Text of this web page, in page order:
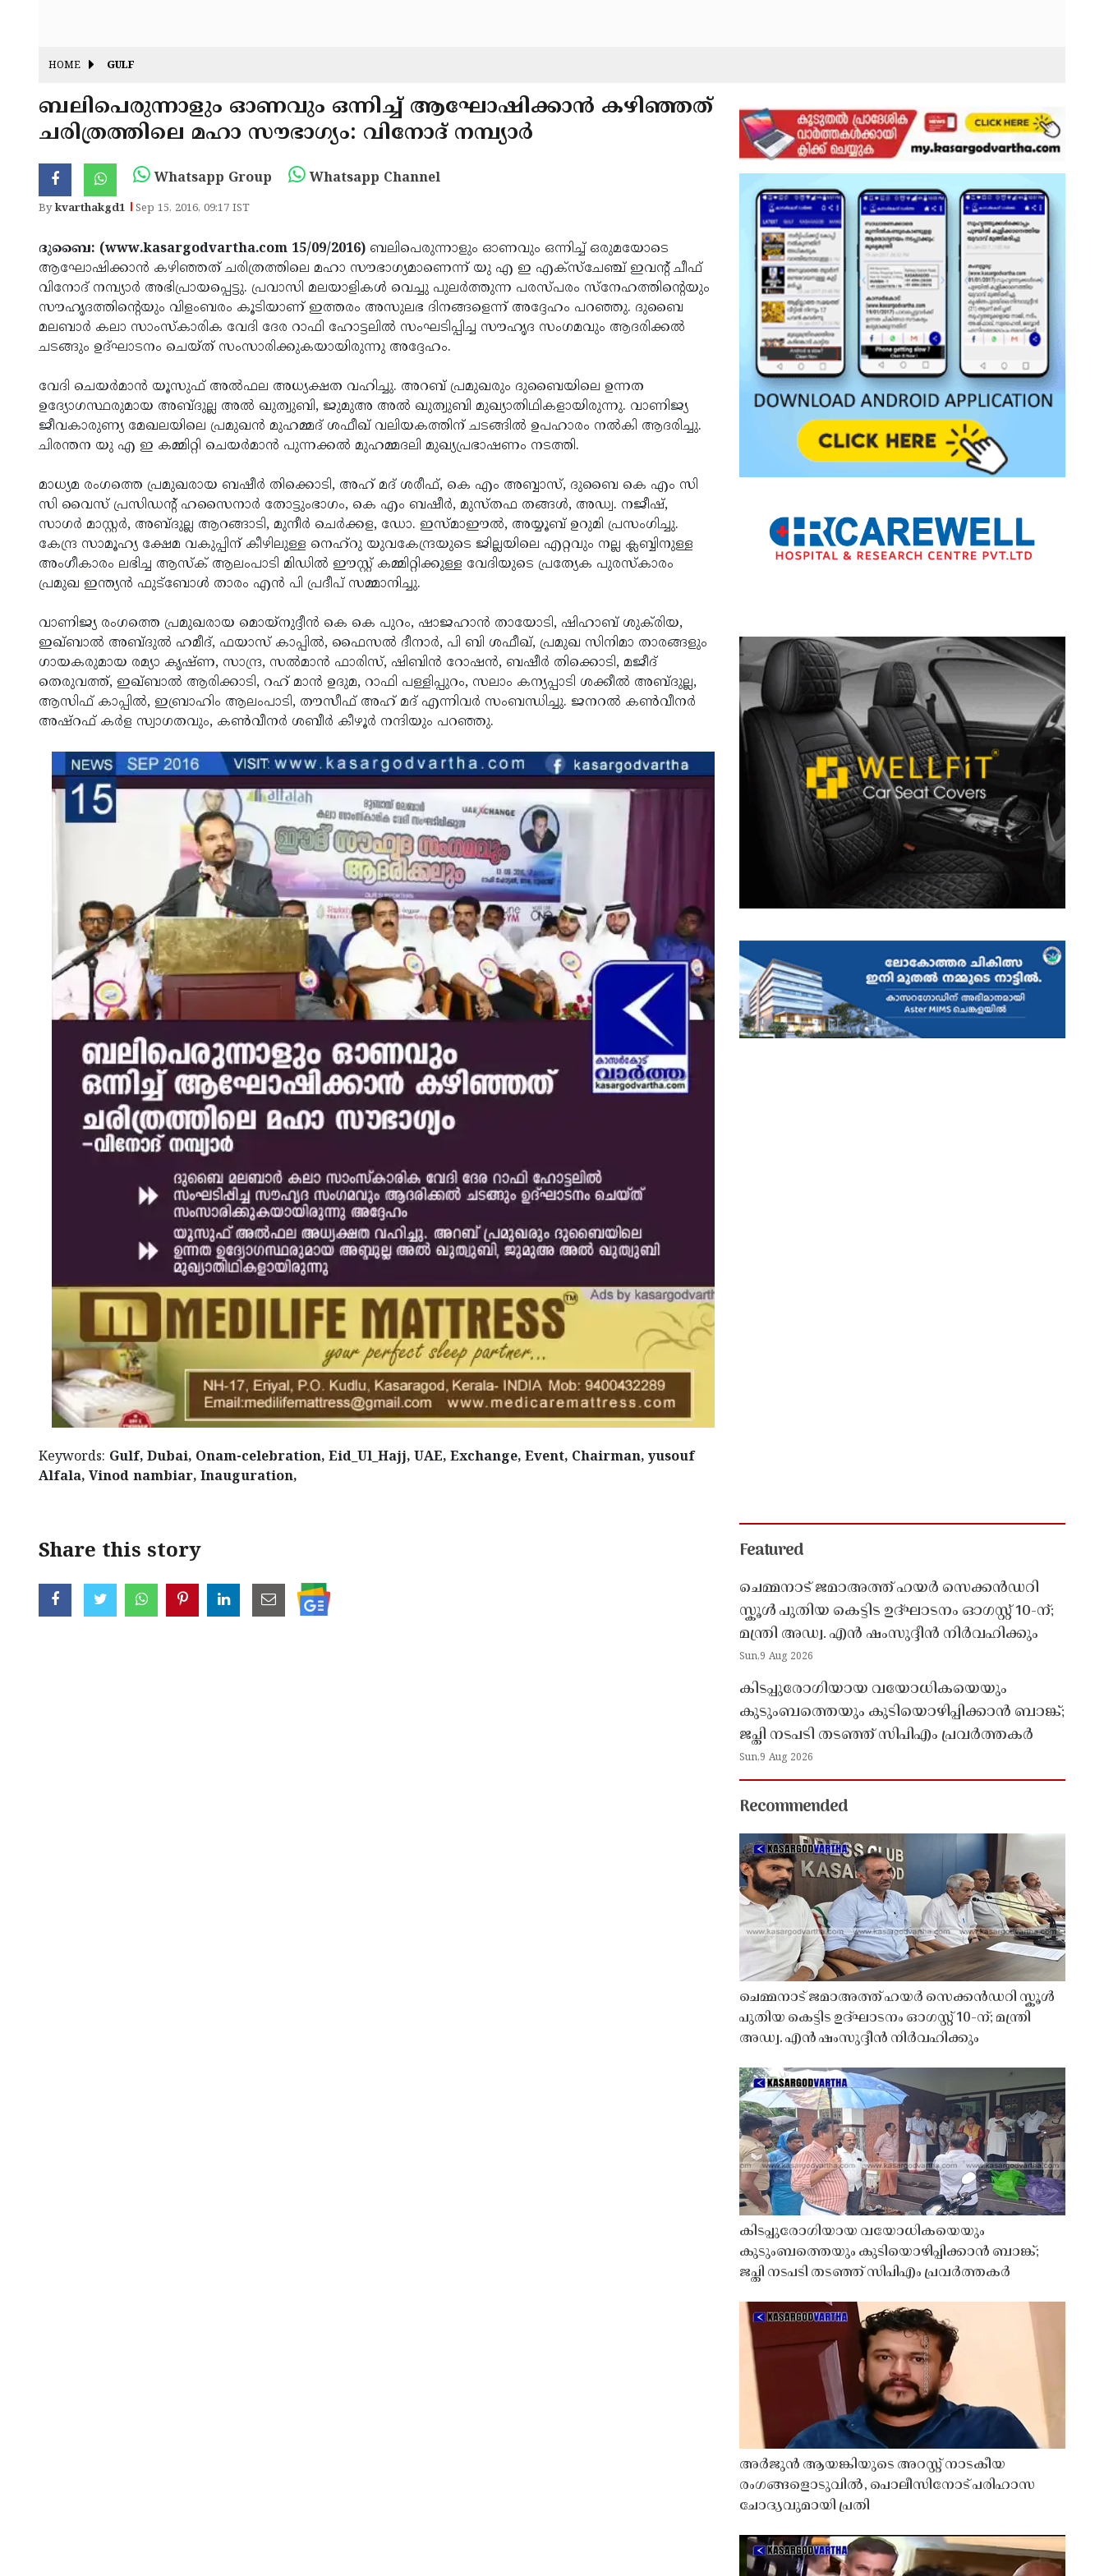
HOME GULF
ബലിപെരുന്നാളും ഓണവും ഒന്നിച്ച് ആഘോഷിക്കാന്‍ കഴിഞ്ഞത്
ചരിത്രത്തിലെ മഹാ സൗഭാഗ്യം: വിനോദ് നമ്പ്യാര്‍
Whatsapp Group Whatsapp Channel
Bykvarthakgd1 Sep 15, 2016, 09:17 IST
ദുബൈ: (www.kasargodvartha.com 15/09/2016) ബലിപെരുന്നാളും ഓണവും ഒന്നിച്ച് ഒരുമയോടെ
ആഘോഷിക്കാന്‍ കഴിഞ്ഞത് ചരിത്രത്തിലെ മഹാ സൗഭാഗ്യമാണെന്ന് യു എ ഇ എക്‌സ്‌ചേഞ്ച് ഇവന്റ് ചീഫ്
വിനോദ് നമ്പ്യാര്‍ അഭിപ്രായപ്പെട്ടു. പ്രവാസി മലയാളികള്‍ വെച്ചു പുലര്‍ത്തുന്ന പരസ്പരം സ്‌നേഹത്തിന്റെയും
സൗഹൃദത്തിന്റെയും വിളംബരം കൂടിയാണ് ഇത്തരം അസുലഭ ദിനങ്ങളെന്ന് അദ്ദേഹം പറഞ്ഞു. ദുബൈ
മലബാര്‍ കലാ സാംസ്‌കാരിക വേദി ദേര റാഫി ഹോട്ടലില്‍ സംഘടിപ്പിച്ച സൗഹൃദ സംഗമവും ആദരിക്കല്‍
ചടങ്ങും ഉദ്ഘാടനം ചെയ്ത് സംസാരിക്കുകയായിരുന്നു അദ്ദേഹം.
വേദി ചെയര്‍മാന്‍ യൂസുഫ് അല്‍ഫല അധ്യക്ഷത വഹിച്ചു. അറബ് പ്രമുഖരും ദുബൈയിലെ ഉന്നത
ഉദ്യോഗസ്ഥരുമായ അബ്ദുല്ല അല്‍ ഖുത്വുബി, ജുമുഅ അല്‍ ഖുത്വുബി മുഖ്യാതിഥികളായിരുന്നു. വാണിജ്യ
ജീവകാരുണ്യ മേഖലയിലെ പ്രമുഖന്‍ മുഹമ്മദ് ശഫീഖ് വലിയകത്തിന് ചടങ്ങില്‍ ഉപഹാരം നല്‍കി ആദരിച്ചു.
ചിരന്തന യു എ ഇ കമ്മിറ്റി ചെയര്‍മാന്‍ പുന്നക്കല്‍ മുഹമ്മദലി മുഖ്യപ്രഭാഷണം നടത്തി.
മാധ്യമ രംഗത്തെ പ്രമുഖരായ ബഷീര്‍ തിക്കൊടി, അഹ് മദ് ശരീഫ്, കെ എം അബ്ബാസ്, ദുബൈ കെ എം സി
സി വൈസ് പ്രസിഡന്റ് ഹസൈനാര്‍ തോട്ടുംഭാഗം, കെ എം ബഷീര്‍, മുസ്തഫ തങ്ങള്‍, അഡ്വ. നജീഷ്,
സാഗര്‍ മാസ്റ്റര്‍, അബ്ദുല്ല ആറങ്ങാടി, മുനീര്‍ ചെര്‍ക്കള, ഡോ. ഇസ്മാഈല്‍, അയ്യൂബ് ഉറുമി പ്രസംഗിച്ചു.
കേന്ദ്ര സാമൂഹ്യ ക്ഷേമ വകുപ്പിന് കീഴിലുള്ള നെഹ്‌റു യുവകേന്ദ്രയുടെ ജില്ലയിലെ എറ്റവും നല്ല ക്ലബ്ബിനുള്ള
അംഗീകാരം ലഭിച്ച ആസ്‌ക് ആലംപാടി മിഡില്‍ ഈസ്റ്റ് കമ്മിറ്റിക്കുള്ള വേദിയുടെ പ്രത്യേക പുരസ്‌കാരം
പ്രമുഖ ഇന്ത്യന്‍ ഫുട്‌ബോള്‍ താരം എന്‍ പി പ്രദീപ് സമ്മാനിച്ചു.
വാണിജ്യ രംഗത്തെ പ്രമുഖരായ മൊയ്‌നുദ്ദീന്‍ കെ കെ പുറം, ഷാജഹാന്‍ തായോടി, ഷിഹാബ് ശുക്‌രിയ,
ഇഖ്ബാല്‍ അബ്ദുല്‍ ഹമീദ്, ഫയാസ് കാപ്പില്‍, ഫൈസല്‍ ദീനാര്‍, പി ബി ശഫീഖ്, പ്രമുഖ സിനിമാ താരങ്ങളും
ഗായകരുമായ രമ്യാ കൃഷ്ണ, സാന്ദ്ര, സല്‍മാന്‍ ഫാരിസ്, ഷിബിന്‍ റോഷന്‍, ബഷീര്‍ തിക്കൊടി, മജീദ്
തെരുവത്ത്, ഇഖ്ബാല്‍ ആരിക്കാടി, റഹ് മാന്‍ ഉദുമ, റാഫി പള്ളിപ്പുറം, സലാം കന്യപ്പാടി ശക്കീല്‍ അബ്ദുല്ല,
ആസിഫ് കാപ്പില്‍, ഇബ്രാഹിം ആലംപാടി, തൗസീഫ് അഹ് മദ് എന്നിവര്‍ സംബന്ധിച്ചു. ജനറല്‍ കണ്‍വീനര്‍
അഷ്‌റഫ് കര്‍ള സ്വാഗതവും, കണ്‍വീനര്‍ ശബീര്‍ കീഴൂര്‍ നന്ദിയും പറഞ്ഞു.
Keywords: Gulf, Dubai, Onam-celebration, Eid_Ul_Hajj, UAE, Exchange, Event, Chairman, yusouf
Alfala, Vinod nambiar, Inauguration,
Share this story Featured
ചെമ്മനാട് ജമാഅത്ത് ഹയർ സെക്കൻഡറി
സ്കൂൾ പുതിയ കെട്ടിട ഉദ്ഘാടനം ഓഗസ്റ്റ് 10-ന്;
മന്ത്രി അഡ്വ. എൻ ഷംസുദ്ദീൻ നിർവഹിക്കും
Sun,9 Aug 2026
കിടപ്പുരോഗിയായ വയോധികയെയും
കുടുംബത്തെയും കുടിയൊഴിപ്പിക്കാൻ ബാങ്ക്;
ജപ്തി നടപടി തടഞ്ഞ് സിപിഎം പ്രവർത്തകർ
Sun,9 Aug 2026
Recommended
ചെമ്മനാട് ജമാഅത്ത് ഹയർ സെക്കൻഡറി സ്കൂൾ
പുതിയ കെട്ടിട ഉദ്ഘാടനം ഓഗസ്റ്റ് 10-ന്; മന്ത്രി
അഡ്വ. എൻ ഷംസുദ്ദീൻ നിർവഹിക്കും
കിടപ്പുരോഗിയായ വയോധികയെയും
കുടുംബത്തെയും കുടിയൊഴിപ്പിക്കാൻ ബാങ്ക്;
ജപ്തി നടപടി തടഞ്ഞ് സിപിഎം പ്രവർത്തകർ
അർജുൻ ആയങ്കിയുടെ അറസ്റ്റ് നാടകീയ
രംഗങ്ങളൊടുവിൽ, പൊലീസിനോട് പരിഹാസ
ചോദ്യവുമായി പ്രതി